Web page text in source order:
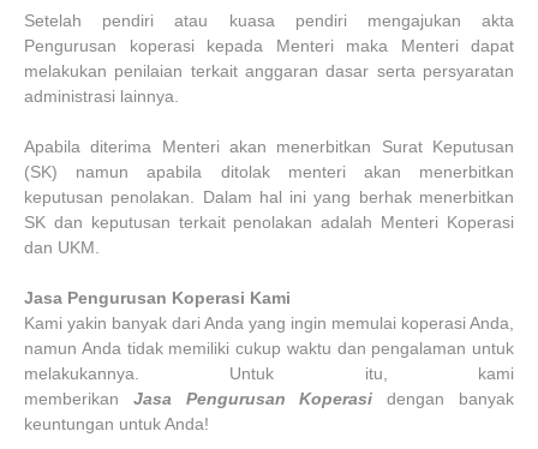
Setelah pendiri atau kuasa pendiri mengajukan akta
Pengurusan koperasi kepada Menteri maka Menteri dapat
melakukan penilaian terkait anggaran dasar serta persyaratan
administrasi lainnya.
Apabila diterima Menteri akan menerbitkan Surat Keputusan
(SK) namun apabila ditolak menteri akan menerbitkan
keputusan penolakan. Dalam hal ini yang berhak menerbitkan
SK dan keputusan terkait penolakan adalah Menteri Koperasi
dan UKM.
Jasa Pengurusan Koperasi Kami
Kami yakin banyak dari Anda yang ingin memulai koperasi Anda,
namun Anda tidak memiliki cukup waktu dan pengalaman untuk
melakukannya. Untuk itu, kami
memberikan Jasa PengurusanKoperasidengan banyak
keuntungan untuk Anda!